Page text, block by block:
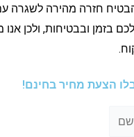
חזרה מהירה לשגרה עם
ובבטיחות, ולכן אנו
מחיר בחינם!